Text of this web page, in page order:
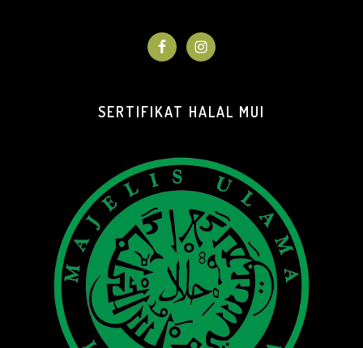
SERTIFIKAT HALAL MUI